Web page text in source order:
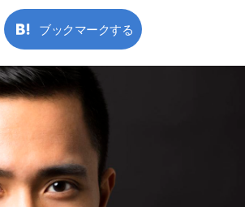
ブックマークする